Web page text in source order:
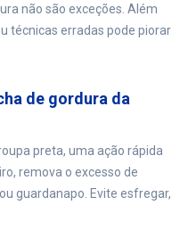
não são exceções. Além
técnicas erradas pode piorar
de gordura da
preta, uma ação rápida
remova o excesso de
guardanapo. Evite esfregar,